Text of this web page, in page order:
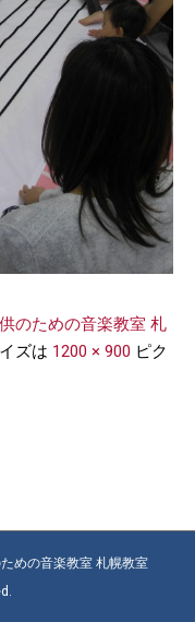
のための音楽教室 札
ズは 1200 × 900 ピク
めの音楽教室 札幌教室